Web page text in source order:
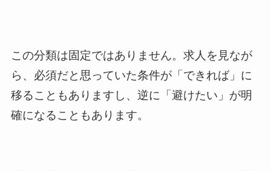
この分類は固定ではありません。求人を見なが
ら、必須だと思っていた条件が「できれば」に
移ることもありますし、逆に「避けたい」が明
確になることもあります。